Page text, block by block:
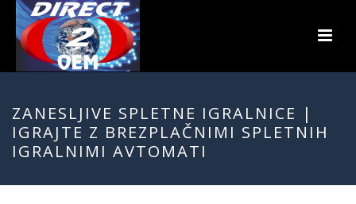
ZANESLJIVE SPLETNE IGRALNICE |
IGRAJTE Z BREZPLAČNIMI SPLETNIH
IGRALNIMI AVTOMATI